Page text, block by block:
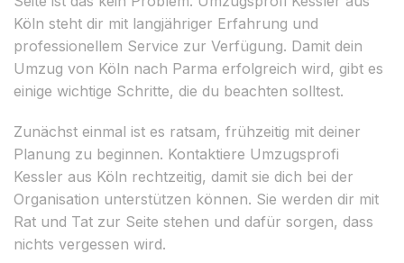
Köln steht dir mit langjähriger Erfahrung und
professionellem Service zur Verfügung. Damit dein
Umzug von Köln nach Parma erfolgreich wird, gibt es
einige wichtige Schritte, die du beachten solltest.
Zunächst einmal ist es ratsam, frühzeitig mit deiner
Planung zu beginnen. Kontaktiere Umzugsprofi
Kessler aus Köln rechtzeitig, damit sie dich bei der
Organisation unterstützen können. Sie werden dir mit
Rat und Tat zur Seite stehen und dafür sorgen, dass
nichts vergessen wird.